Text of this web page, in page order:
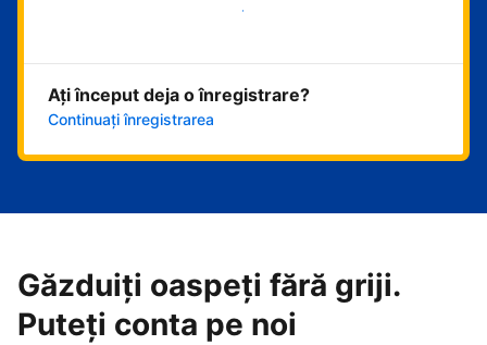
Începeți acum
Ați început deja o înregistrare?
Continuați înregistrarea
Găzduiți oaspeți fără griji.
Puteți conta pe noi